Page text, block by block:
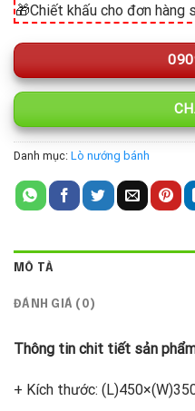
🎁Chiết khấu cho đơn hàng
Danh mục: Lò nướng bánh
MÔ TẢ
ĐÁNH GIÁ (0)
Thông tin chit tiết sản
+ Kích thước: